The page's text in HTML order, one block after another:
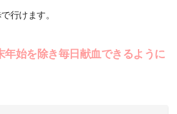
行けます。
年始を除き毎日献血できるように